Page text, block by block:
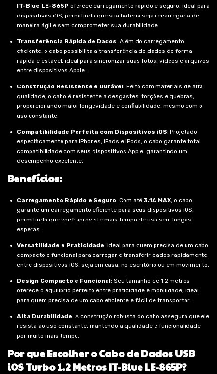
IT-Blue LE-865P oferece carregamento rápido e seguro, ideal para
dispositivos iOS, permitindo que sua bateria seja recarregada de
maneira ágil e sem comprometer sua durabilidade.
Transferência Rápida de Dados: Além do carregamento
eficiente, o cabo possibilita a transferência de dados de forma
rápida e estável, ideal para sincronizar suas fotos, vídeos e arquivos
entre dispositivos Apple.
Construção Resistente e Durável: Feito com materiais de alta
qualidade, o cabo é resistente a desgastes, torções e quebras,
proporcionando maior longevidade e confiabilidade, mesmo com o
uso constante.
Compatibilidade Perfeita com Dispositivos iOS: Projetado
especificamente para iPhones, iPads e iPods, o cabo garante total
compatibilidade com seus dispositivos Apple, garantindo um
desempenho excelente.
Benefícios:
Carregamento Rápido e Seguro: Com até 3.1A MAX, o cabo
garante um carregamento eficiente para seus dispositivos iOS,
permitindo que você aproveite mais tempo de uso sem longas
esperas.
Versatilidade e Praticidade: Ideal para quem precisa de um cabo
compacto e funcional para carregar e transferir dados rapidamente
entre dispositivos iOS, seja em casa, no escritório ou em movimento.
Design Compacto e Funcional: Seu tamanho de 1.2 metros
oferece o equilíbrio perfeito entre praticidade e mobilidade, ideal
para quem precisa de um cabo eficiente e fácil de transportar.
Alta Durabilidade: A construção robusta do cabo assegura que ele
resista ao uso constante, mantendo a qualidade e funcionalidade
por muito mais tempo.
Por que Escolher o Cabo de Dados USB
iOS Turbo 1.2 Metros IT-Blue LE-865P?